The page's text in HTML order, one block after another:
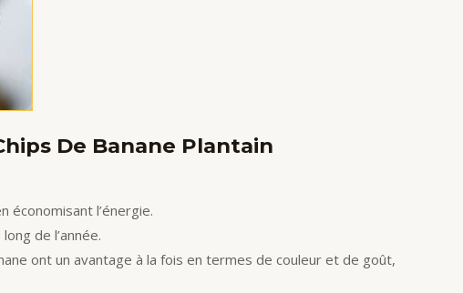
De Banane Plantain
économisant l’énergie.
de l’année.
ont un avantage à la fois en termes de couleur et de goût,